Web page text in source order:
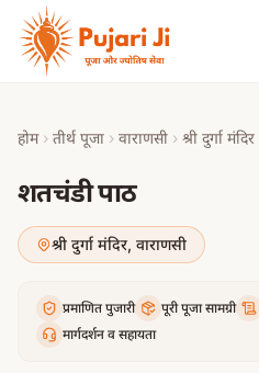
मुख्य सामग्री पर जाएं
होम › तीर्थ पूजा › वाराणसी › श्री दुर्गा मंदिर
शतचंडी पाठ
श्री दुर्गा मंदिर, वाराणसी
प्रमाणित पुजारी पूरी पूजा सामग्री
मार्गदर्शन व सहायता